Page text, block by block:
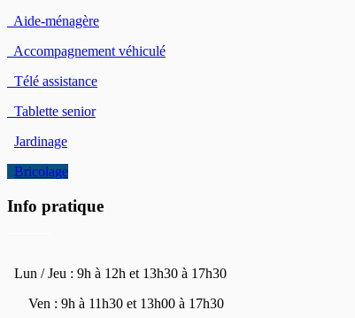
Aide-ménagère
Accompagnement véhiculé
Télé assistance
Tablette senior
Jardinage
Bricolage
Info pratique
Lun / Jeu : 9h à 12h et 13h30 à 17h30
Ven : 9h à 11h30 et 13h00 à 17h30